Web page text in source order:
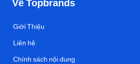
Về Topbrands
Giới Thiệu
Liên hệ
Chính sách nội dung